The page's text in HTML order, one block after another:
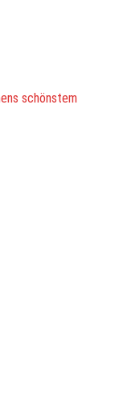
schönstem